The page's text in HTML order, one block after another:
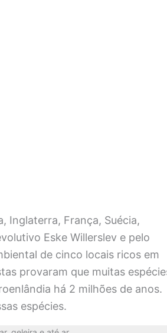
Inglaterra, França, Suécia,
Eske Willerslev e pelo
de cinco locais ricos em
provaram que muitas
há 2 milhões de anos.
espécies.